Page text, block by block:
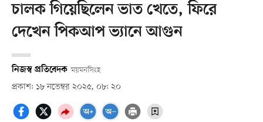
চালক গিয়েছিলেন ভাত খেতে, ফিরে
দেখেন পিকআপ ভ্যানে আগুন
নিজস্ব প্রতিবেদক ময়মনসিংহ
প্রকাশ: ১৮ নভেম্বর ২০২৫, ০৮: ২০